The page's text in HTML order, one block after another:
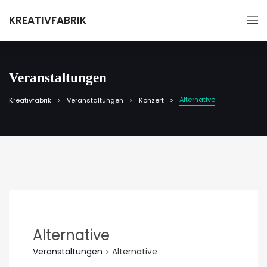
KREATIVFABRIK
Veranstaltungen
Kreativfabrik Veranstaltungen Konzert Alternative
Alternative
Veranstaltungen Alternative